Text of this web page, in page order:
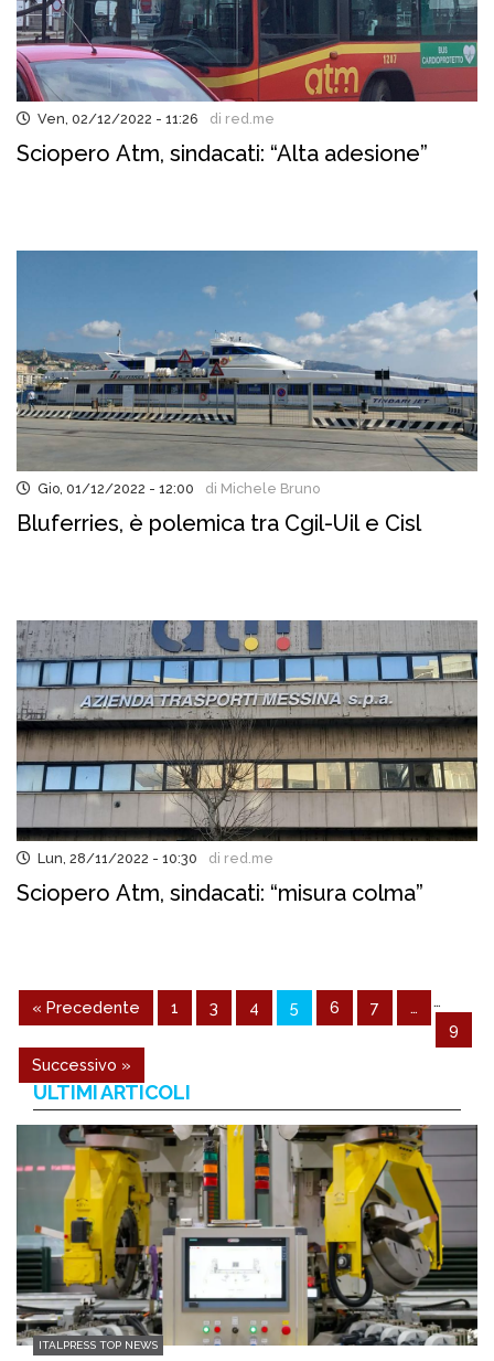
Ven, 02/12/2022 - 11:26 di red.me
Sciopero Atm, sindacati: “Alta adesione”
Gio, 01/12/2022 - 12:00 di Michele Bruno
Bluferries, è polemica tra Cgil-Uil e Cisl
Lun, 28/11/2022 - 10:30 di red.me
Sciopero Atm, sindacati: “misura colma”
« Precedente 1 …
3 4 5 6 7
…
9
Successivo »
ULTIMI ARTICOLI
ITALPRESS TOP NEWS